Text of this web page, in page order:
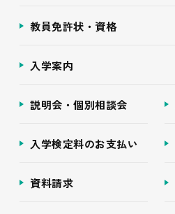
教員免許状・資格
入学案内
説明会・個別相談会
入学検定料のお支払い
資料請求